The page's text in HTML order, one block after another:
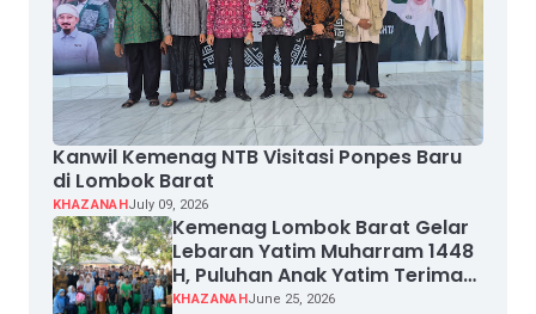
Kanwil Kemenag NTB Visitasi Ponpes Baru
di Lombok Barat
KHAZANAHJuly 09, 2026
Kemenag Lombok Barat Gelar
Lebaran Yatim Muharram 1448
H, Puluhan Anak Yatim Terima
Santunan
KHAZANAHJune 25, 2026